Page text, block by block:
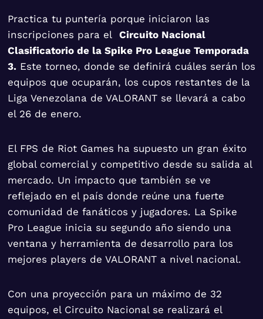
Practica tu puntería porque iniciaron las
inscripciones para el Circuito Nacional
Clasificatorio de la Spike Pro League Temporada
3.Este torneo, donde se definirá cuáles serán los
equipos que ocuparán, los cupos restantes de la
Liga Venezolana de VALORANT se llevará a cabo
el 26 de enero.
El FPS de Riot Games ha supuesto un gran éxito
global comercial y competitivo desde su salida al
mercado. Un impacto que también se ve
reflejado en el país donde reúne una fuerte
comunidad de fanáticos y jugadores. La Spike
Pro League inicia su segundo año siendo una
ventana y herramienta de desarrollo para los
mejores players de VALORANT a nivel nacional.
Con una proyección para un máximo de 32
equipos, el Circuito Nacional se realizará el